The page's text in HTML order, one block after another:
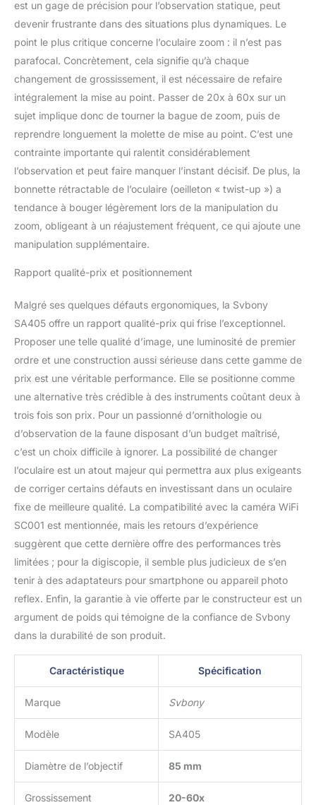
est un gage de précision pour l’observation statique, peut
devenir frustrante dans des situations plus dynamiques. Le
point le plus critique concerne l’oculaire zoom : il n’est pas
parafocal. Concrètement, cela signifie qu’à chaque
changement de grossissement, il est nécessaire de refaire
intégralement la mise au point. Passer de 20x à 60x sur un
sujet implique donc de tourner la bague de zoom, puis de
reprendre longuement la molette de mise au point. C’est une
contrainte importante qui ralentit considérablement
l’observation et peut faire manquer l’instant décisif. De plus, la
bonnette rétractable de l’oculaire (oeilleton « twist-up ») a
tendance à bouger légèrement lors de la manipulation du
zoom, obligeant à un réajustement fréquent, ce qui ajoute une
manipulation supplémentaire.
Rapport qualité-prix et positionnement
Malgré ses quelques défauts ergonomiques, la Svbony
SA405 offre un rapport qualité-prix qui frise l’exceptionnel.
Proposer une telle qualité d’image, une luminosité de premier
ordre et une construction aussi sérieuse dans cette gamme de
prix est une véritable performance. Elle se positionne comme
une alternative très crédible à des instruments coûtant deux à
trois fois son prix. Pour un passionné d’ornithologie ou
d’observation de la faune disposant d’un budget maîtrisé,
c’est un choix difficile à ignorer. La possibilité de changer
l’oculaire est un atout majeur qui permettra aux plus exigeants
de corriger certains défauts en investissant dans un oculaire
fixe de meilleure qualité. La compatibilité avec la caméra WiFi
SC001 est mentionnée, mais les retours d’expérience
suggèrent que cette dernière offre des performances très
limitées ; pour la digiscopie, il semble plus judicieux de s’en
tenir à des adaptateurs pour smartphone ou appareil photo
reflex. Enfin, la garantie à vie offerte par le constructeur est un
argument de poids qui témoigne de la confiance de Svbony
dans la durabilité de son produit.
Caractéristique Spécification
Marque Svbony
Modèle SA405
Diamètre de l’objectif 85 mm
Grossissement 20-60x